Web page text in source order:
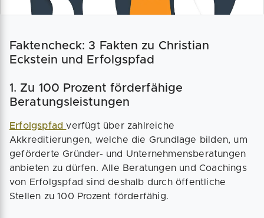
Faktencheck: 3 Fakten zu Christian
Eckstein und Erfolgspfad
1. Zu 100 Prozent förderfähige
Beratungsleistungen
Erfolgspfadverfügt über zahlreiche
Akkreditierungen, welche die Grundlage bilden, um
geförderte Gründer- und Unternehmensberatungen
anbieten zu dürfen. Alle Beratungen und Coachings
von Erfolgspfad sind deshalb durch öffentliche
Stellen zu 100 Prozent förderfähig.